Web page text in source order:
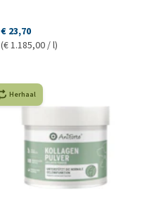
€ 23,70
(€ 1.185,00 / l)
Herhaal